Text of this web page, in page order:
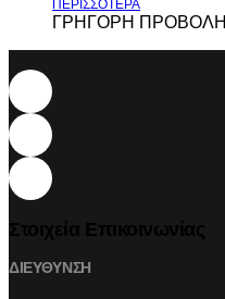
ΓΡΗΓΟΡΗ ΠΡΟΒΟΛΗ
ΔΙΕΥΘΥΝΣΗ